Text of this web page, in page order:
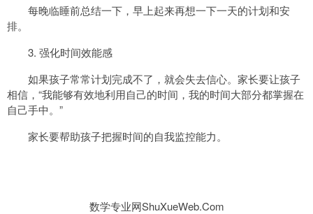
每晚临睡前总结一下，早上起来再想一下一天的计划和安
排。
3. 强化时间效能感
如果孩子常常计划完成不了，就会失去信心。家长要让孩子
相信，“我能够有效地利用自己的时间，我的时间大部分都掌握在
自己手中。”
家长要帮助孩子把握时间的自我监控能力。
数学专业网ShuXueWeb.Com